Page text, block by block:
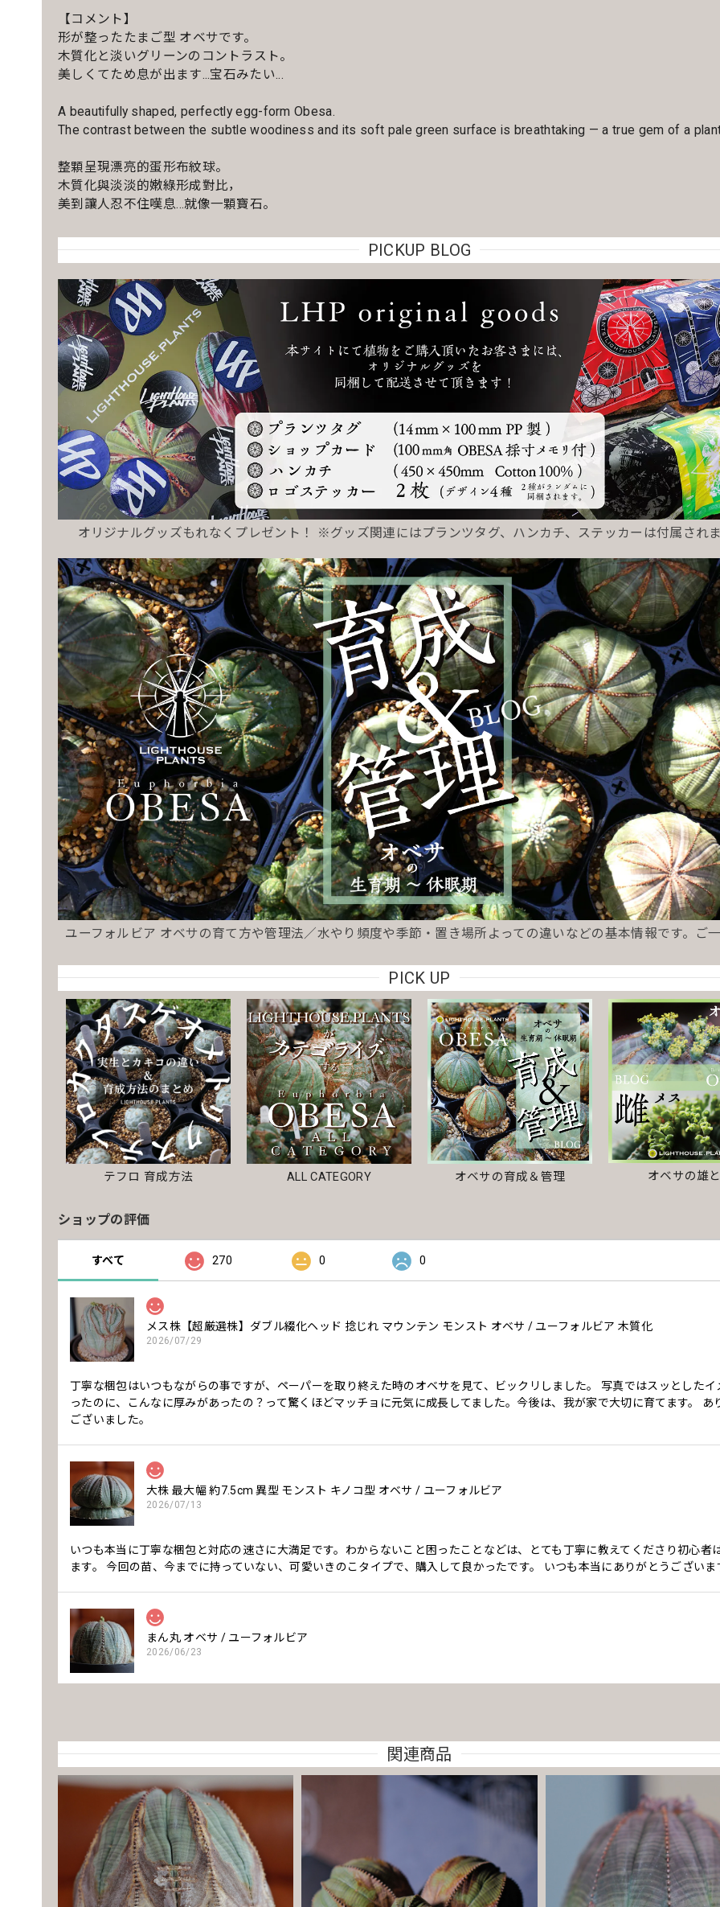
【コメント】
形が整ったたまご型 オベサです。
木質化と淡いグリーンのコントラスト。
美しくてため息が出ます...宝石みたい...
A beautifully shaped, perfectly egg-form Obesa.
The contrast between the subtle woodiness and its soft pale green surface is breathtaking — a true gem of a
整顆呈現漂亮的蛋形布紋球。
木質化與淡淡的嫩綠形成對比，
美到讓人忍不住嘆息…就像一顆寶石。
PICKUP BLOG
オリジナルグッズもれなくプレゼント！ ※グッズ関連にはプランツタグ、ハンカチ、ステッカーは付属され
ユーフォルビア オベサの育て方や管理法／水やり頻度や季節・置き場所よっての違いなどの基本情報です。ご
PICK UP
テフロ 育成方法 ALL CATEGORY オベサの育成＆管理 オベサの雄
ショップの評価
すべて 270 0 0
メス株【超厳選株】ダブル綴化ヘッド 捻じれ マウンテン モンスト オベサ / ユーフォルビア 木質化
2026/07/29
丁寧な梱包はいつもながらの事ですが、ペーパーを取り終えた時のオベサを見て、ビックリしました。 写真ではスッとしたイ
ったのに、こんなに厚みがあったの？って驚くほどマッチョに元気に成長してました。今後は、我が家で大切に育てます。 あ
ございました。
大株 最大幅 約7.5cm 異型 モンスト キノコ型 オベサ / ユーフォルビア
2026/07/13
いつも本当に丁寧な梱包と対応の速さに大満足です。わからないこと困ったことなどは、とても丁寧に教えてくださり初心者
ます。 今回の苗、今までに持っていない、可愛いきのこタイプで、購入して良かったです。 いつも本当にありがとうございま
まん丸 オベサ / ユーフォルビア
2026/06/23
【超厳選株】ホワイト オベサ / ユーフォルビア
2026/04/14
いつも素敵な鉢を有難うございます。
モンスト 捻じれ マイクロ オベサ / ユーフォルビア
関連商品